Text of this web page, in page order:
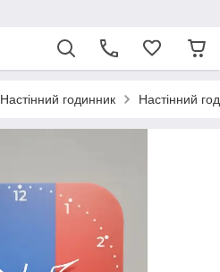
Настінний годинник Настінний